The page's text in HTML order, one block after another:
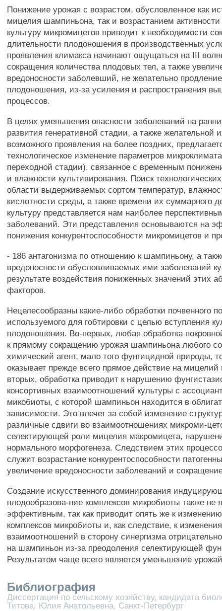
Понижение урожая с возрастом, обусловленное как
мицелия шампиньона, так и возрастанием
культуру микромицетов приводит к необходимости
длительности плодоношения в производственных
проявления климакса начинают ощущаться на III
сокращения количества плодовых тел, а также
вредоносности заболевший, не желательно
плодоношения, из-за усиления и распространения
процессов.
В целях уменьшения опасности заболеваний на
развития генеративной стадии, а также желательной
возможного проявления на более поздних,
технологическое изменение параметров
переходной стадии), связанное с временным
и влажности культивирования. Поиск
области выдерживаемых сортом температур,
кислотности среды, а также времени их суммарного
культуру представляется нам наиболее
заболеваний. Эти представления основываются на
понижения конкурентоспособности микромицетов и
- 186 антагонизма по отношению к шампиньону, а
вредоносности обусловливаемых ими заболеваний
результате воздействия пониженных значений этих
факторов.
Нецелесообразны какие-либо обработки почвенного
используемого для гобтировки с целью вступления
плодоношения. Во-первых, любая обработка
к прямому сокращению урожая шампиньона любого
химический агент, мало того фунгицидной природы,
оказывает прежде всего прямое действие на
вторых, обработка приводит к нарушению
консортивных взаимоотношений культуры с
микобиоты, с которой шампиньон находится в
зависимости. Это влечет за собой изменение
различные сдвиги во взаимоотношениях микроми-
селектирующей роли мицелия макромицета,
нормального морфогенеза. Следствием этих
служит возрастание конкурентоспособности
увеличение вредоносности заболеваний и
Создание искусственного доминирования
плодообразова-ние комплексов микробиоты также не
эффективным, так как приводит опять же к
комплексов микробиоты и, как следствие, к
взаимоотношений в сторону синергизма
на шампиньон из-за преодоления селектирующей
Результатом чаще всего является уменьшение
Библиография
Диссертация по сельскому хозяйству, кандидата
Титова, Юлия Анатольевна, Санкт-Петербург